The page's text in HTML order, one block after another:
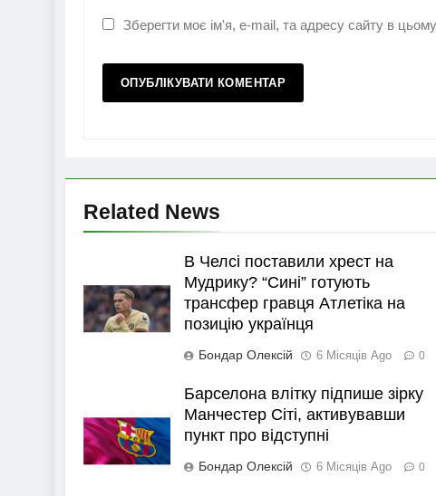
Зберегти моє ім'я, e-mail, та адресу сайту в
Related News
В Челсі поставили хрест на
Мудрику? “Сині” готують
трансфер гравця Атлетіка на
позицію українця
Бондар Олексій 6 Місяців Ago 0
Барселона влітку підпише зірку
Манчестер Сіті, активувавши
пункт про відступні
Бондар Олексій 6 Місяців Ago 0